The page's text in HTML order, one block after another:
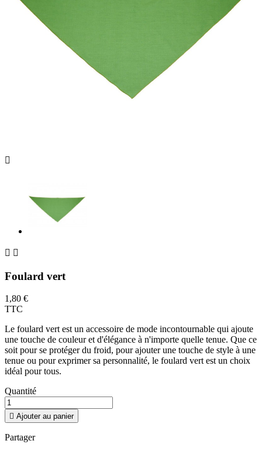

 
Foulard vert
1,80 €
TTC
Le foulard vert est un accessoire de mode incontournable qui ajoute
une touche de couleur et d'élégance à n'importe quelle tenue. Que ce
soit pour se protéger du froid, pour ajouter une touche de style à une
tenue ou pour exprimer sa personnalité, le foulard vert est un choix
idéal pour tous.
Quantité
 Ajouter au panier
Partager